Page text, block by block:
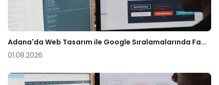
Adana'da Web Tasarım ile Google Sıralamalarında Fa...
01.08.2026